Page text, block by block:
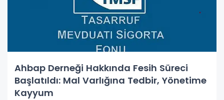
Ahbap Derneği Hakkında Fesih Süreci
Başlatıldı: Mal Varlığına Tedbir, Yönetime
Kayyum